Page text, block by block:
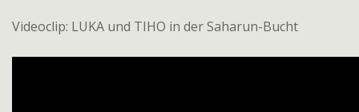
Videoclip: LUKA und TIHO in der Saharun-Bucht